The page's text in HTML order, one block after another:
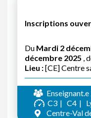
Inscriptions
Du Mardi 2
décembre 2025 ,
Lieu :[CE] Centre
C3
C4
Centre-Val